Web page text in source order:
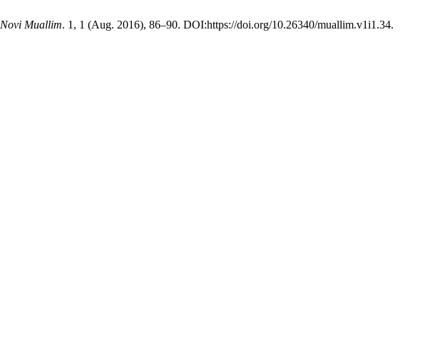
Novi Muallim. 1, 1 (Aug. 2016), 86–90. DOI:https://doi.org/10.26340/muallim.v1i1.34.